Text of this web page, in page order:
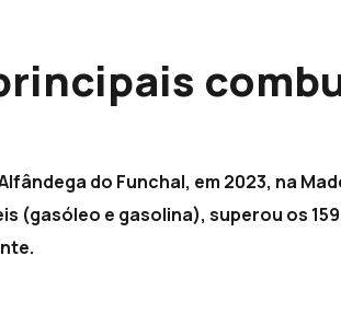
do Funchal, em 2023, na
(gasóleo e gasolina), superou os